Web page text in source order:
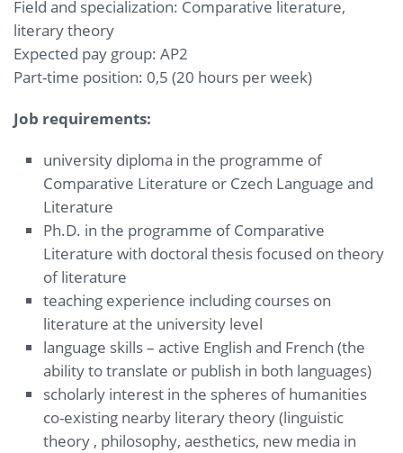
Field and specialization: Comparative literature,
literary theory
Expected pay group: AP2
Part-time position: 0,5 (20 hours per week)
Job requirements:
university diploma in the programme of
Comparative Literature or Czech Language and
Literature
Ph.D. in the programme of Comparative
Literature with doctoral thesis focused on theory
of literature
teaching experience including courses on
literature at the university level
language skills – active English and French (the
ability to translate or publish in both languages)
scholarly interest in the spheres of humanities
co-existing nearby literary theory (linguistic
theory , philosophy, aesthetics, new media in